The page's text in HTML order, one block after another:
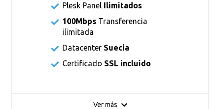
Plesk Panel Ilimitados
100Mbps Transferencia
ilimitada
Datacenter Suecia
Certificado SSL incluido
Ver más